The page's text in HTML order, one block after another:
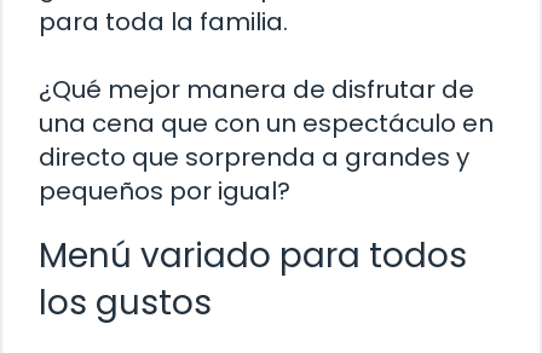
para toda la familia.
¿Qué mejor manera de disfrutar de
una cena que con un espectáculo en
directo que sorprenda a grandes y
pequeños por igual?
Menú variado para todos
los gustos